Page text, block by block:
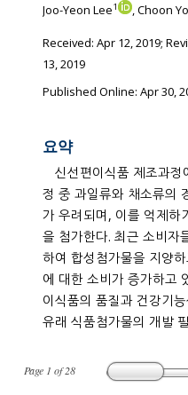
Page 1 of28
Joo-Yeon Lee1 , Choon
Received: Apr 12, 2019;
13, 2019
Published Online: Apr 30,
요약
신선편이식품 제조과
정 중 과일류와 채소류의
가 우려되며, 이를 억제하기 위하여
을 첨가한다. 최근 소비자
하여 합성첨가물을 지양
에 대한 소비가 증가하고 있는 추세이다. 따라서 신선편
이식품의 품질과 건강기
유래 식품첨가물의 개발